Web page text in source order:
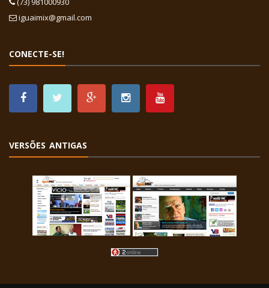
iguaimix@gmail.com
CONECTE-SE!
VERSÕES ANTIGAS